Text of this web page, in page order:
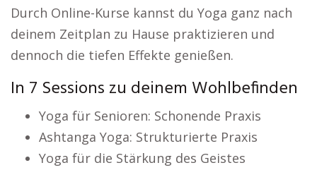
Durch Online-Kurse kannst du Yoga ganz nach
deinem Zeitplan zu Hause praktizieren und
dennoch die tiefen Effekte genießen.
In 7 Sessions zu deinem Wohlbefinden
Yoga für Senioren: Schonende Praxis
Ashtanga Yoga: Strukturierte Praxis
Yoga für die Stärkung des Geistes